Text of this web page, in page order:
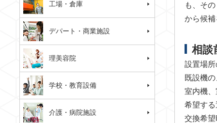
も、そ
から候
相談
設置場
既設機
室内機
希望す
交換希
工場・倉庫
デパート・商業施設
理美容院
学校・教育設備
介護・病院施設